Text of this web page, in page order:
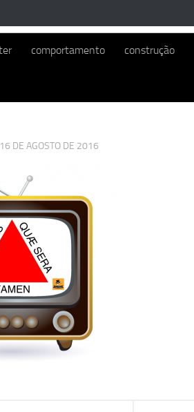
comportamento construção
16 DE AGOSTO DE 2016